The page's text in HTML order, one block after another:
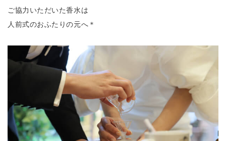
ご協力いただいた香水は
人前式のおふたりの元へ＊